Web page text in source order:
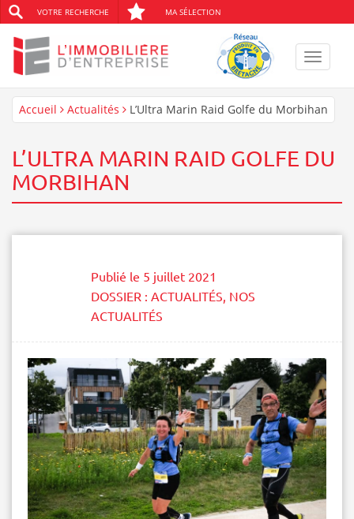
VOTRE RECHERCHE MA SÉLECTION
Toggle
Accueil Actualités L’Ultra Marin Raid Golfe du Morbihan
L’ULTRA MARIN RAID GOLFE DU
MORBIHAN
Publié le 5 juillet 2021
DOSSIER : ACTUALITÉS, NOS
ACTUALITÉS